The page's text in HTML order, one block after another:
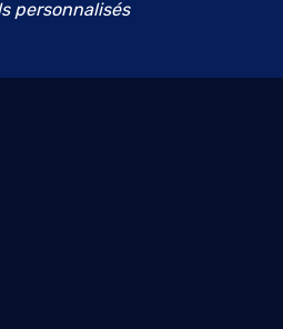
personnalisés